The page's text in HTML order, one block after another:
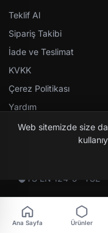
Teklif Al
Sipariş Takibi
İade ve Teslimat
KVKK
Çerez Politikası
Yardım
© 2026
TS EN 124-5 · TSE
Ana Sayfa Ürünler
Web sitemizde size